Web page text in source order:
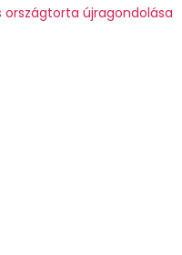
újragondolása